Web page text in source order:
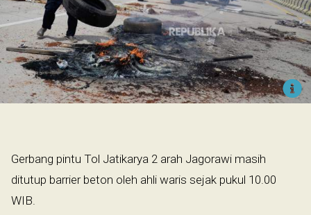
Gerbang pintu Tol Jatikarya 2 arah Jagorawi masih
ditutup barrier beton oleh ahli waris sejak pukul 10.00
WIB.